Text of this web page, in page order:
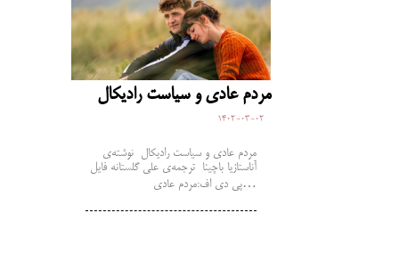
مردم عادی و سیاست رادیکال
1402-03-02
مردم عادی و سیاست رادیکال نوشته‌ی
آناستازیا باچینا ترجمه‌ی علی گلستانه فایل
پی دی اف:مردم عادی…